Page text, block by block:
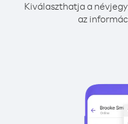
Kiválaszthatja a
az